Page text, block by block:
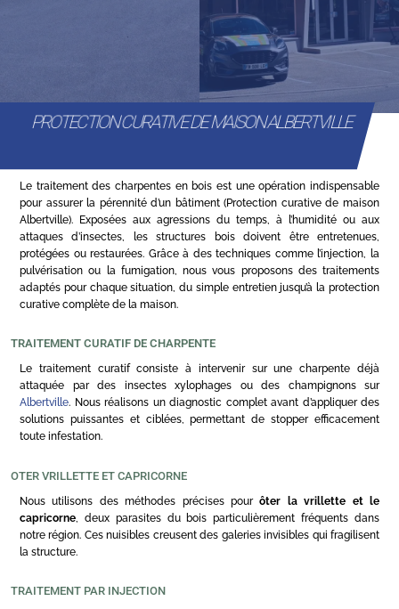
PROTECTION CURATIVE DE MAISON ALBERTVILLE
Le traitement des charpentes en bois est une opération indispensable
pour assurer la pérennité d’un bâtiment (Protection curative de maison
Albertville). Exposées aux agressions du temps, à l’humidité ou aux
attaques d’insectes, les structures bois doivent être entretenues,
protégées ou restaurées. Grâce à des techniques comme l’injection, la
pulvérisation ou la fumigation, nous vous proposons des traitements
adaptés pour chaque situation, du simple entretien jusqu’à la protection
curative complète de la maison.
TRAITEMENT CURATIF DE CHARPENTE
Le traitement curatif consiste à intervenir sur une charpente déjà
attaquée par des insectes xylophages ou des champignons sur
Albertville. Nous réalisons un diagnostic complet avant d’appliquer des
solutions puissantes et ciblées, permettant de stopper efficacement
toute infestation.
OTER VRILLETTE ET CAPRICORNE
Nous utilisons des méthodes précises pourôter la vrillette et le
capricorne , deux parasites du bois particulièrement fréquents dans
notre région. Ces nuisibles creusent des galeries invisibles qui fragilisent
la structure.
TRAITEMENT PAR INJECTION